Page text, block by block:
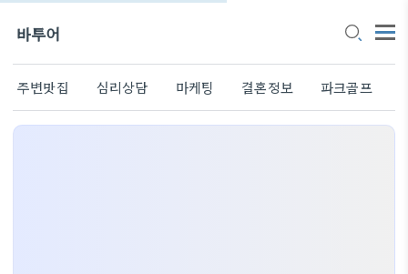
바투어
주변맛집 심리상담 마케팅 결혼정보 파크골프